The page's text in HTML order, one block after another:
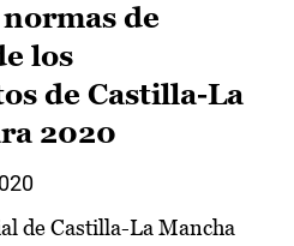
de
los
de Castilla-La
2020
de Castilla-La Mancha